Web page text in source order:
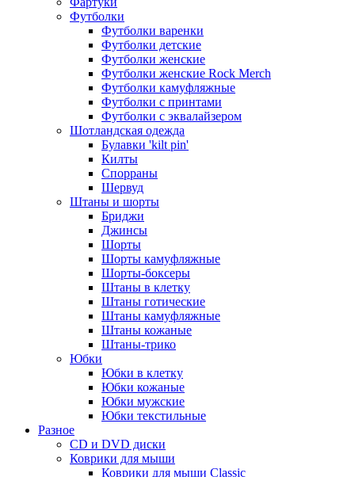
Футболки
Футболки варенки
Футболки детские
Футболки женские
Футболки женские Rock Merch
Футболки камуфляжные
Футболки с принтами
Футболки с эквалайзером
Шотландская одежда
Булавки 'kilt pin'
Килты
Спорраны
Шервуд
Штаны и шорты
Бриджи
Джинсы
Шорты
Шорты камуфляжные
Шорты-боксеры
Штаны в клетку
Штаны готические
Штаны камуфляжные
Штаны кожаные
Штаны-трико
Юбки
Юбки в клетку
Юбки кожаные
Юбки мужские
Юбки текстильные
Разное
CD и DVD диски
Коврики для мыши
Коврики для мыши Classic